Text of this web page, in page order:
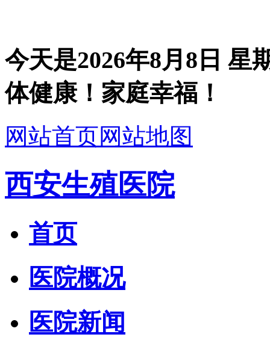
今天是2026年8月8日 星
体健康！家庭幸福！
网站首页网站地图
西安生殖医院
首页
医院概况
医院新闻